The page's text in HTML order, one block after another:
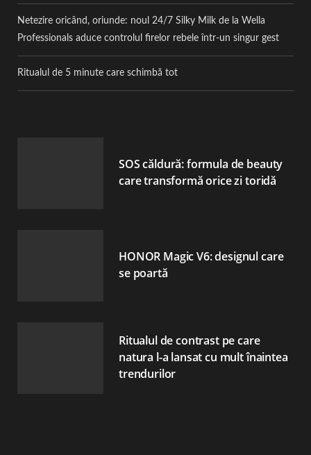
Netezire oricând, oriunde: noul 24/7 Silky Milk de la Wella
Professionals aduce controlul firelor rebele într-un singur gest
Ritualul de 5 minute care schimbă tot
SOS căldură: formula de beauty
care transformă orice zi toridă
HONOR Magic V6: designul care
se poartă
Ritualul de contrast pe care
natura l-a lansat cu mult înaintea
trendurilor